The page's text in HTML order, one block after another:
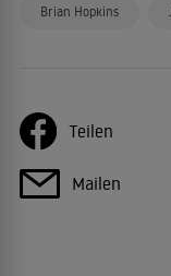
Brian Hopkins
Teilen
Mailen